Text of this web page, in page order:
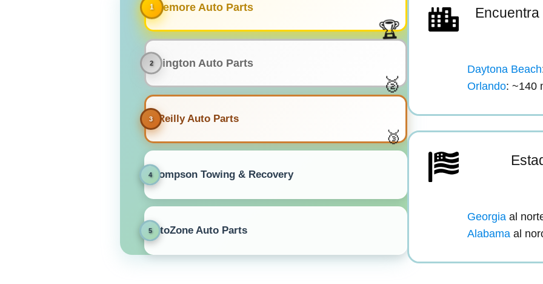
Sizemore Auto Parts
Arlington Auto Parts
O'Reilly Auto Parts
Thompson Towing & Recovery
AutoZone Auto Parts
Daytona Beach
Orlando: ~140
Georgia al
Alabama al